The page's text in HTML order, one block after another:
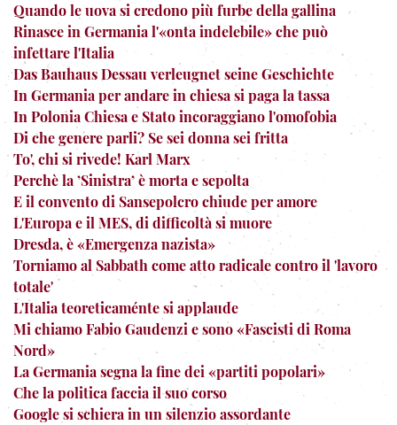
Quando le uova si credono più furbe della gallina
Rinasce in Germania l'«onta indelebile» che può
infettare l'Italia
Das Bauhaus Dessau verleugnet seine Geschichte
In Germania per andare in chiesa si paga la tassa
In Polonia Chiesa e Stato incoraggiano l'omofobia
Di che genere parli? Se sei donna sei fritta
To', chi si rivede! Karl Marx
Perchè la ’Sinistra’ è morta e sepolta
E il convento di Sansepolcro chiude per amore
L'Europa e il MES, di difficoltà si muore
Dresda, è «Emergenza nazista»
Torniamo al Sabbath come atto radicale contro il 'lavoro
totale'
L'Italia teoreticaménte si applaude
Mi chiamo Fabio Gaudenzi e sono «Fascisti di Roma
Nord»
La Germania segna la fine dei «partiti popolari»
Che la politica faccia il suo corso
Google si schiera in un silenzio assordante